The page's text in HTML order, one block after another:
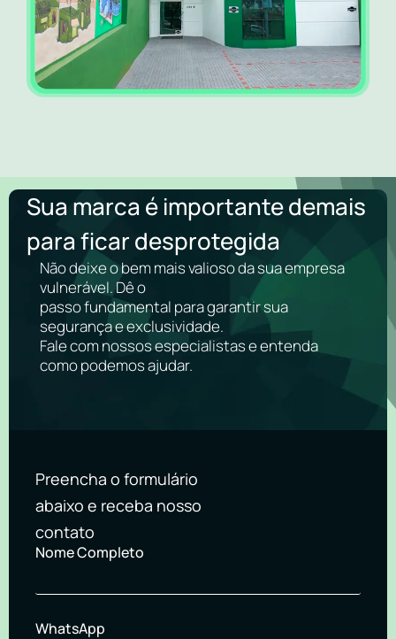
Sua marca é importante demais
para ficar desprotegida
Não deixe o bem mais valioso da sua empresa
vulnerável. Dê o
passo fundamental para garantir sua
segurança e exclusividade.
Fale com nossos especialistas e entenda
como podemos ajudar.
Preencha o formulário
abaixo e receba nosso
contato
Nome Completo
WhatsApp